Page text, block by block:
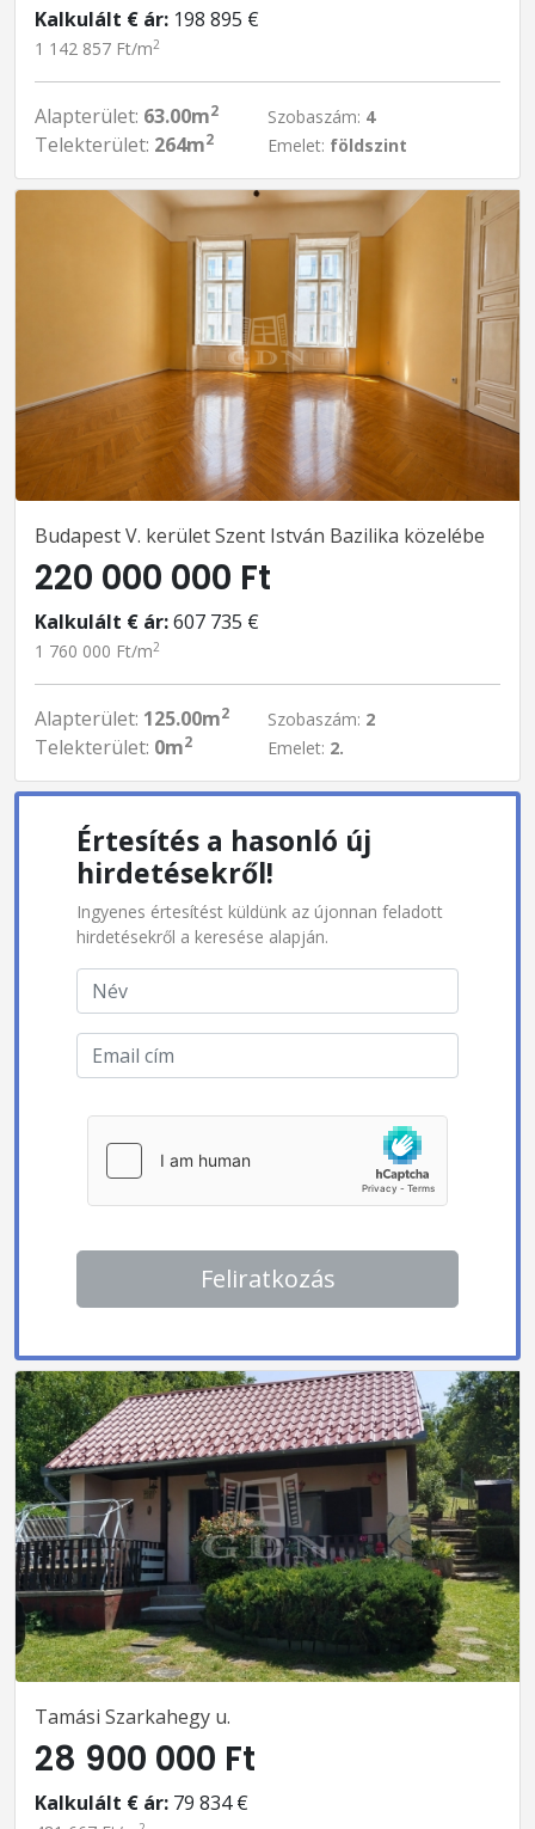
Kalkulált € ár: 198 895 €
1 142 857 Ft/m2
Alapterület: 63.00m2
Telekterület: 264m2
Szobaszám: 4
Emelet: földszint
Budapest V. kerület Szent István Bazilika közelébe
220 000 000 Ft
Kalkulált € ár:607 735 €
1 760 000 Ft/m2
Alapterület: 125.00m2
Telekterület: 0m2
Szobaszám: 2
Emelet: 2.
Értesítés a hasonló új
hirdetésekről!
Ingyenes értesítést küldünk az újonnan feladott
hirdetésekről a keresése alapján.
Feliratkozás
Tamási Szarkahegy u.
28 900 000 Ft
Kalkulált € ár: 79 834 €